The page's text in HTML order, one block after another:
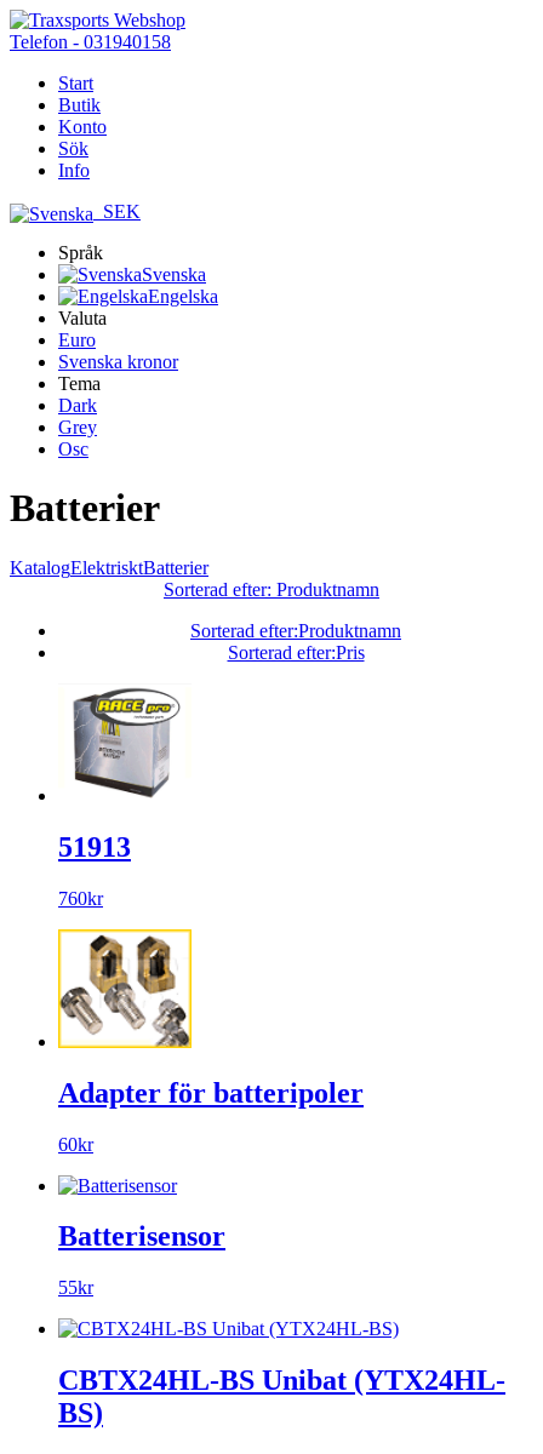
Telefon - 031940158
Start
Butik
Konto
Sök
Info
SEK
Språk
Svenska
Engelska
Valuta
Euro
Svenska kronor
Tema
Dark
Grey
Osc
Batterier
KatalogElektrisktBatterier
Sorterad efter: Produktnamn
Sorterad efter:Produktnamn
Sorterad efter:Pris
51913
760kr
Adapter för batteripoler
60kr
Batterisensor
55kr
CBTX24HL-BS Unibat (YTX24HL-
BS)